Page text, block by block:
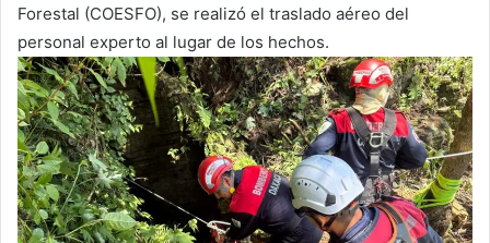
Forestal (COESFO), se realizó el traslado aéreo del
personal experto al lugar de los hechos.